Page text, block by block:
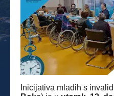
Inicijativa mladih s